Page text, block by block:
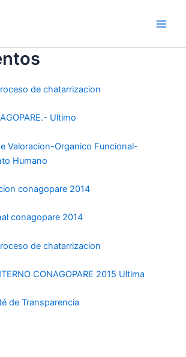
de chatarrizacion
Ultimo
Valoracion-Organico Funcional-
Humano
conagopare 2014
conagopare 2014
de chatarrizacion
CONAGOPARE 2015 Ultima
de Transparencia